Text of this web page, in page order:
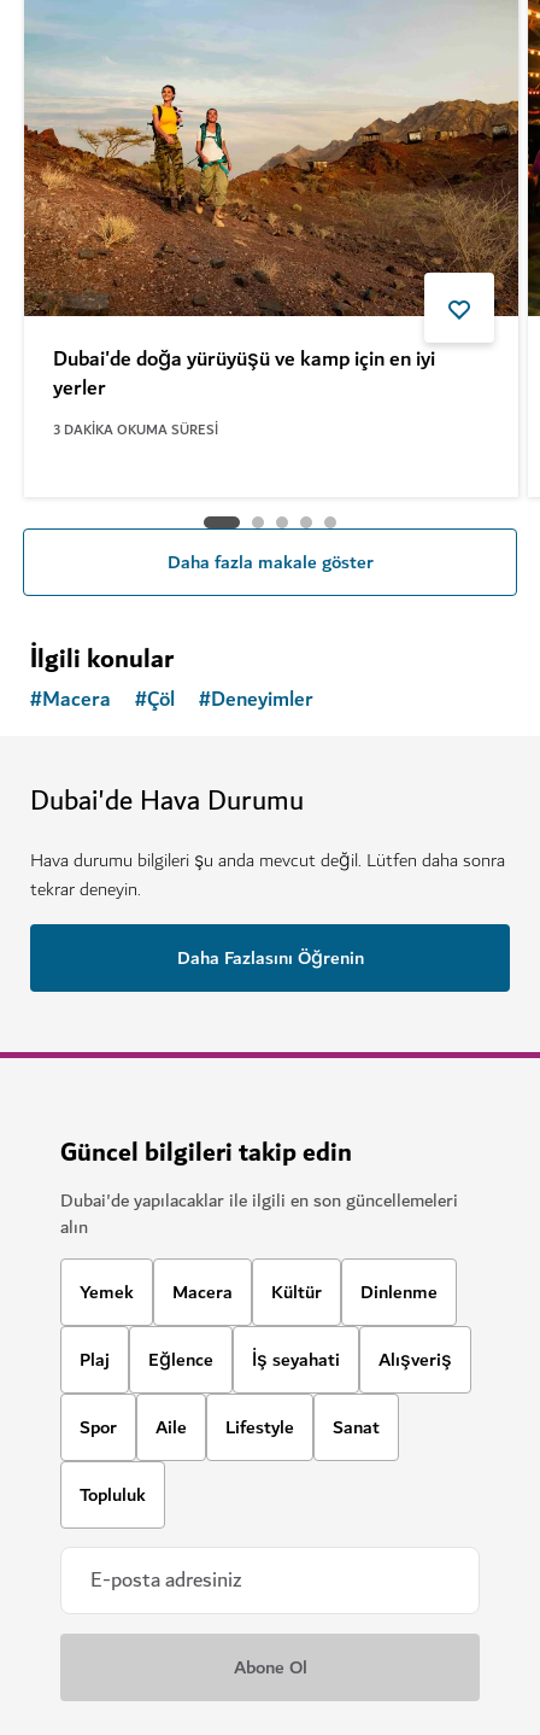
Dubai'de doğa yürüyüşü ve kamp için en iyi
yerler
3 DAKIKA OKUMA SÜRESI
Daha fazla makale göster
İlgili konular
#Macera #Çöl #Deneyimler
Dubai'de Hava Durumu
Hava durumu bilgileri şu anda mevcut değil. Lütfen daha sonra
tekrar deneyin.
Daha Fazlasını Öğrenin
Güncel bilgileri takip edin
Dubai'de yapılacaklar ile ilgili en son güncellemeleri
alın
Yemek Macera Kültür Dinlenme
Plaj Eğlence İş seyahati Alışveriş
Spor Aile Lifestyle Sanat
Topluluk